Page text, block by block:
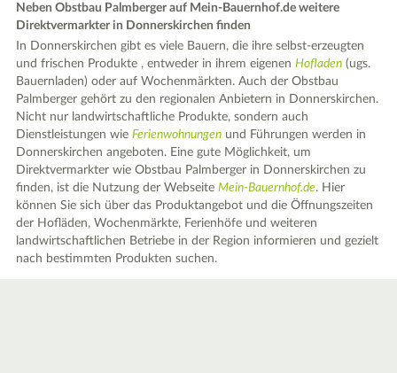
Neben Obstbau Palmberger auf Mein-Bauernhof.de weitere
Direktvermarkter in Donnerskirchen finden
In Donnerskirchen gibt es viele Bauern, die ihre selbst-erzeugten
und frischen Produkte , entweder in ihrem eigenenHofladen (ugs.
Bauernladen) oder auf Wochenmärkten. Auch der Obstbau
Palmberger gehört zu den regionalen Anbietern in Donnerskirchen.
Nicht nur landwirtschaftliche Produkte, sondern auch
Dienstleistungen wieFerienwohnungen und Führungen werden in
Donnerskirchen angeboten. Eine gute Möglichkeit, um
Direktvermarkter wie Obstbau Palmberger in Donnerskirchen zu
finden, ist die Nutzung der WebseiteMein-Bauernhof.de. Hier
können Sie sich über das Produktangebot und die Öffnungszeiten
der Hofläden, Wochenmärkte, Ferienhöfe und weiteren
landwirtschaftlichen Betriebe in der Region informieren und gezielt
nach bestimmten Produkten suchen.